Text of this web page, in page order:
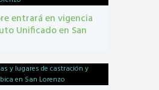
entrará en vigencia
Unificado en San